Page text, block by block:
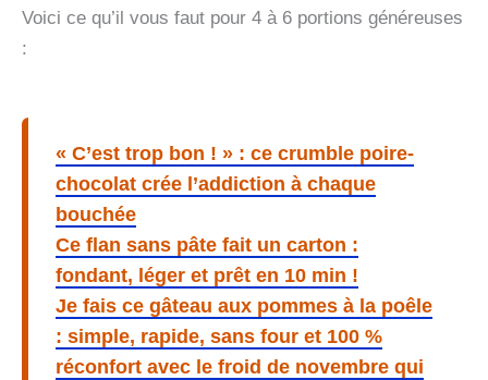
Voici ce qu’il vous faut pour 4 à 6 portions généreuses
:
« C’est trop bon ! » : ce crumble poire-
chocolat crée l’addiction à chaque
bouchée
Ce flan sans pâte fait un carton :
fondant, léger et prêt en 10 min !
Je fais ce gâteau aux pommes à la poêle
: simple, rapide, sans four et 100 %
réconfort avec le froid de novembre qui